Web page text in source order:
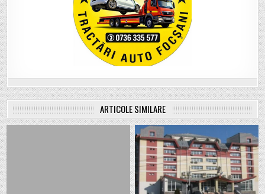
ARTICOLE SIMILARE